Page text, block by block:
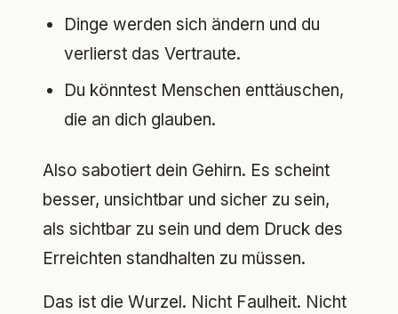
Dinge werden sich ändern und du
verlierst das Vertraute.
Du könntest Menschen enttäuschen,
die an dich glauben.
Also sabotiert dein Gehirn. Es scheint
besser, unsichtbar und sicher zu sein,
als sichtbar zu sein und dem Druck des
Erreichten standhalten zu müssen.
Das ist die Wurzel. Nicht Faulheit. Nicht